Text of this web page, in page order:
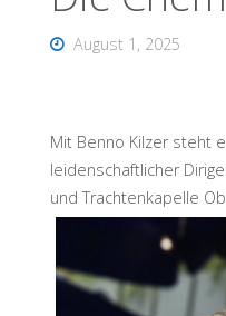
August 1, 2025
Mit Benno Kilzer steht
leidenschaftlicher
und Trachtenkapelle